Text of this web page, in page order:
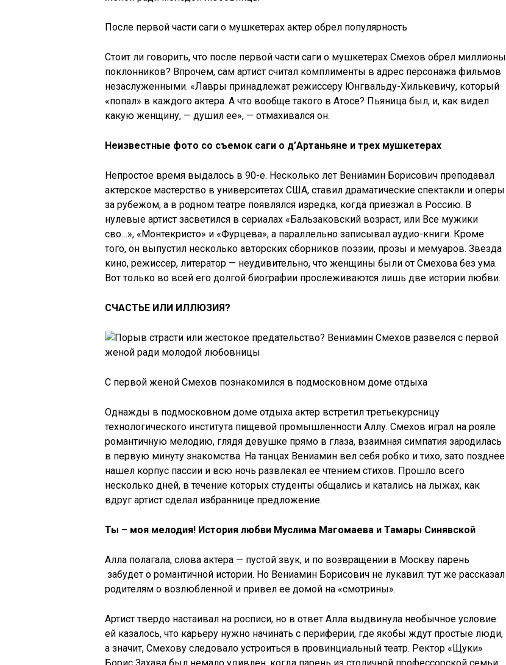
После первой части саги о мушкетерах актер обрел популярность
Стоит ли говорить, что после первой части саги о мушкетерах Смехов обрел миллионы
поклонников? Впрочем, сам артист считал комплименты в адрес персонажа фильмов
незаслуженными. «Лавры принадлежат режиссеру Юнгвальду-Хилькевичу, который
«попал» в каждого актера. А что вообще такого в Атосе? Пьяница был, и, как видел
какую женщину, — душил ее», — отмахивался он.
Неизвестные фото со съемок саги о д’Артаньяне и трех мушкетерах
Непростое время выдалось в 90-е. Несколько лет Вениамин Борисович преподавал
актерское мастерство в университетах США, ставил драматические спектакли и оперы
за рубежом, а в родном театре появлялся изредка, когда приезжал в Россию. В
нулевые артист засветился в сериалах «Бальзаковский возраст, или Все мужики
сво…», «Монтекристо» и «Фурцева», а параллельно записывал аудио-книги. Кроме
того, он выпустил несколько авторских сборников поэзии, прозы и мемуаров. Звезда
кино, режиссер, литератор — неудивительно, что женщины были от Смехова без ума.
Вот только во всей его долгой биографии прослеживаются лишь две истории любви.
СЧАСТЬЕ ИЛИ ИЛЛЮЗИЯ?
С первой женой Смехов познакомился в подмосковном доме отдыха
Однажды в подмосковном доме отдыха актер встретил третьекурсницу
технологического института пищевой промышленности Аллу. Смехов играл на рояле
романтичную мелодию, глядя девушке прямо в глаза, взаимная симпатия зародилась
в первую минуту знакомства. На танцах Вениамин вел себя робко и тихо, зато позднее
нашел корпус пассии и всю ночь развлекал ее чтением стихов. Прошло всего
несколько дней, в течение которых студенты общались и катались на лыжах, как
вдруг артист сделал избраннице предложение.
Ты – моя мелодия! История любви Муслима Магомаева и Тамары Синявской
Алла полагала, слова актера — пустой звук, и по возвращении в Москву парень
забудет о романтичной истории. Но Вениамин Борисович не лукавил: тут же рассказал
родителям о возлюбленной и привел ее домой на «смотрины».
Артист твердо настаивал на росписи, но в ответ Алла выдвинула необычное условие:
ей казалось, что карьеру нужно начинать с периферии, где якобы ждут простые люди,
а значит, Смехову следовало устроиться в провинциальный театр. Ректор «Щуки»